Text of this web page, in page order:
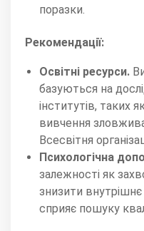
поразки.
Рекомендації:
Освітні ресурси.
базуються на
інститутів, таких
вивчення
Всесвітня
Психологічна
залежності як
знизити
сприяє пошуку